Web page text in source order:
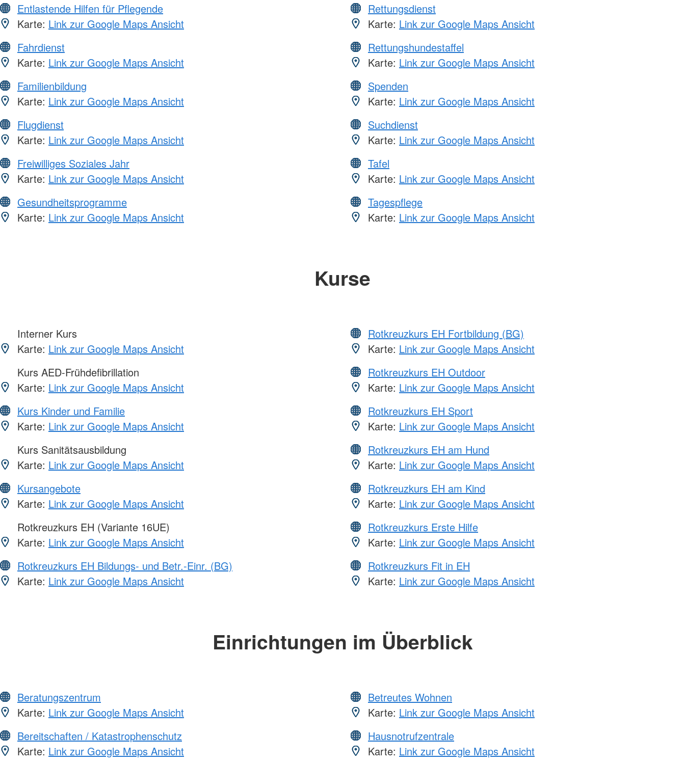
Entlastende Hilfen für Pflegende
Karte: Link zur Google Maps Ansicht
Fahrdienst
Karte: Link zur Google Maps Ansicht
Familienbildung
Karte: Link zur Google Maps Ansicht
Flugdienst
Karte: Link zur Google Maps Ansicht
Freiwilliges Soziales Jahr
Karte: Link zur Google Maps Ansicht
Gesundheitsprogramme
Karte: Link zur Google Maps Ansicht
Rettungsdienst
Karte: Link zur Google Maps Ansicht
Rettungshundestaffel
Karte: Link zur Google Maps Ansicht
Spenden
Karte: Link zur Google Maps Ansicht
Suchdienst
Karte: Link zur Google Maps Ansicht
Tafel
Karte: Link zur Google Maps Ansicht
Tagespflege
Karte: Link zur Google Maps Ansicht
Kurse
Interner Kurs
Karte: Link zur Google Maps Ansicht
Kurs AED-Frühdefibrillation
Karte: Link zur Google Maps Ansicht
Kurs Kinder und Familie
Karte: Link zur Google Maps Ansicht
Kurs Sanitätsausbildung
Karte: Link zur Google Maps Ansicht
Kursangebote
Karte: Link zur Google Maps Ansicht
Rotkreuzkurs EH (Variante 16UE)
Karte: Link zur Google Maps Ansicht
Rotkreuzkurs EH Bildungs- und Betr.-Einr. (BG)
Karte: Link zur Google Maps Ansicht
Rotkreuzkurs EH Fortbildung (BG)
Karte: Link zur Google Maps Ansicht
Rotkreuzkurs EH Outdoor
Karte: Link zur Google Maps Ansicht
Rotkreuzkurs EH Sport
Karte: Link zur Google Maps Ansicht
Rotkreuzkurs EH am Hund
Karte: Link zur Google Maps Ansicht
Rotkreuzkurs EH am Kind
Karte: Link zur Google Maps Ansicht
Rotkreuzkurs Erste Hilfe
Karte: Link zur Google Maps Ansicht
Rotkreuzkurs Fit in EH
Karte: Link zur Google Maps Ansicht
Einrichtungen im Überblick
Beratungszentrum
Karte: Link zur Google Maps Ansicht
Bereitschaften / Katastrophenschutz
Karte: Link zur Google Maps Ansicht
Betreutes Wohnen
Karte: Link zur Google Maps Ansicht
Hausnotrufzentrale
Karte: Link zur Google Maps Ansicht